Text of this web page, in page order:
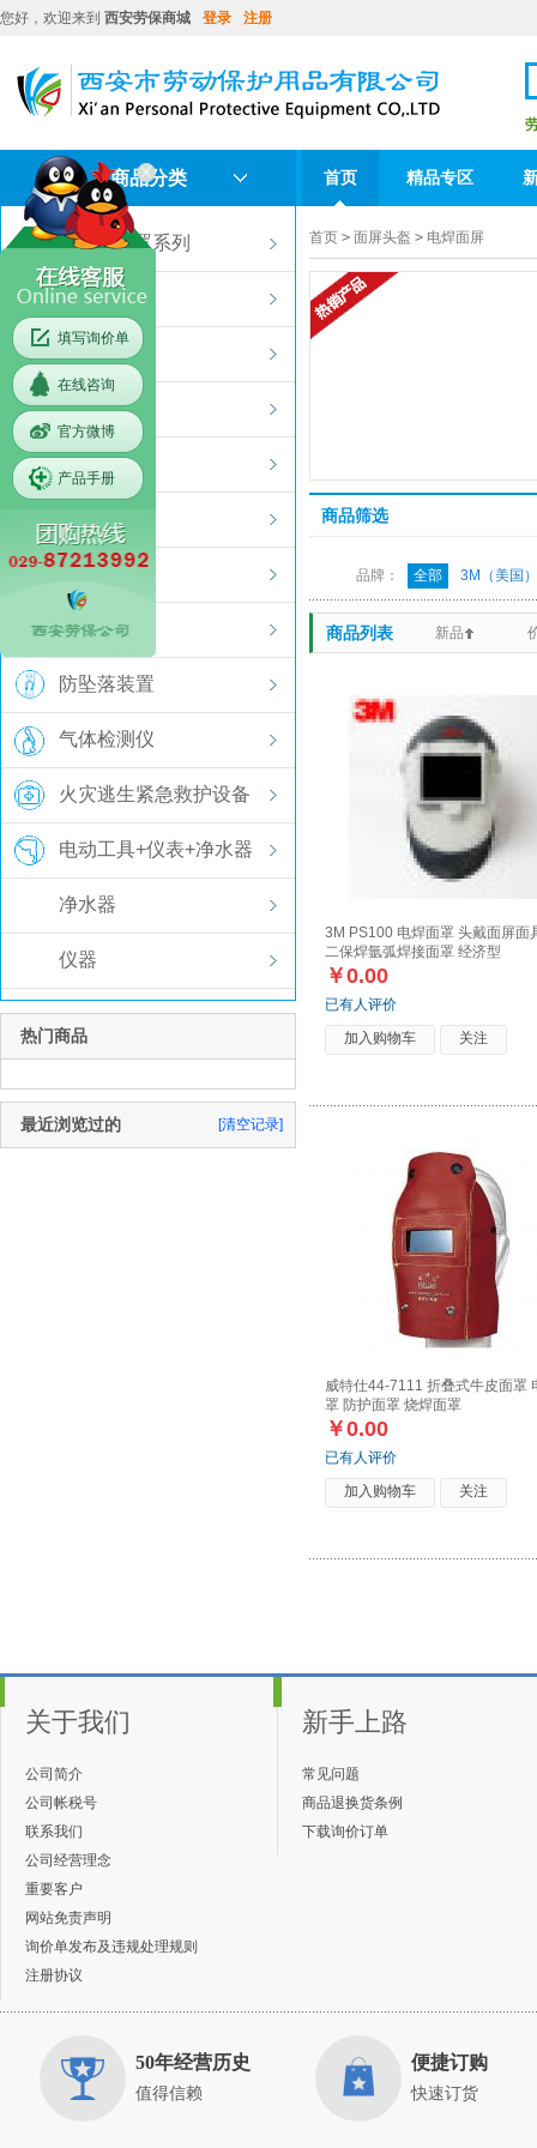
您好，欢迎来到 西安劳保商城 登录 注册
商品分类 首页 精品专区
重要客户
PM2.5口罩系列
面屏头盔
呼吸保护
护目镜
听觉防护
防护手套
防护服装
安全用鞋
防坠落装置
气体检测仪
火灾逃生紧急救护设备
电动工具+仪表+净水器
净水器
仪器
热门商品
最近浏览过的 [清空记录]
首页 > 面屏头盔 > 电焊面屏
商品筛选
品牌： 全部 3M（美国）
商品列表 新品
3M PS100 电焊面罩 头戴面屏面
二保焊氩弧焊接面罩 经济型
￥0.00
已有人评价
加入购物车
关注
威特仕44-7111 折叠式牛皮面罩
罩 防护面罩 烧焊面罩
￥0.00
已有人评价
加入购物车
关注
关于我们
公司简介
公司帐税号
联系我们
公司经营理念
重要客户
网站免责声明
询价单发布及违规处理规则
注册协议
新手上路
常见问题
商品退换货条例
下载询价订单
50年经营历史
值得信赖
便捷订购
快速订货
填写询价单
在线咨询
官方微博
产品手册